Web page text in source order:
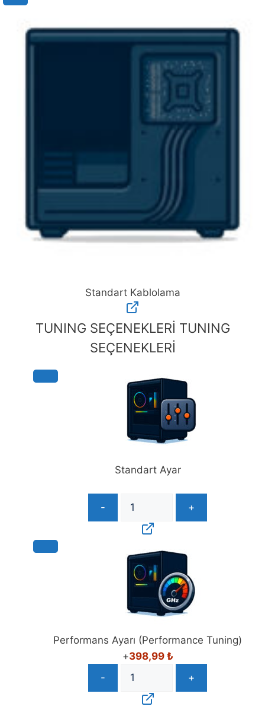
Standart Kablolama
KablolamaTUNING SEÇENEKLERİ TUNING
SEÇENEKLERİ
Standart Ayar
- +
Performans Ayarı (Performance Tuning)
+398,99 ₺
-
+